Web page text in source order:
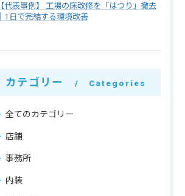
【代表事例】 工場の床改修を「はつり」撤去
｜1日で完結する環境改善
カテゴリー Categories
全てのカテゴリー
店舗
事務所
内装